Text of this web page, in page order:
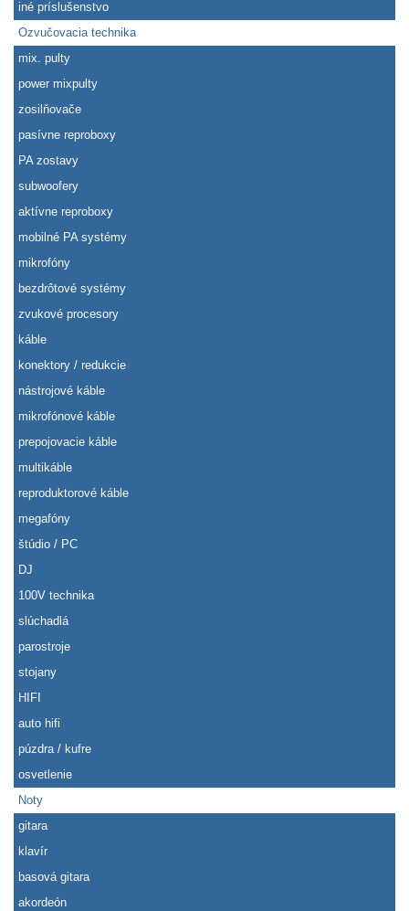
iné príslušenstvo
Ozvučovacia technika
mix. pulty
power mixpulty
zosilňovače
pasívne reproboxy
PA zostavy
subwoofery
aktívne reproboxy
mobilné PA systémy
mikrofóny
bezdrôtové systémy
zvukové procesory
káble
konektory / redukcie
nástrojové káble
mikrofónové káble
prepojovacie káble
multikáble
reproduktorové káble
megafóny
štúdio / PC
DJ
100V technika
slúchadlá
parostroje
stojany
HIFI
auto hifi
púzdra / kufre
osvetlenie
Noty
gitara
klavír
basová gitara
akordeón